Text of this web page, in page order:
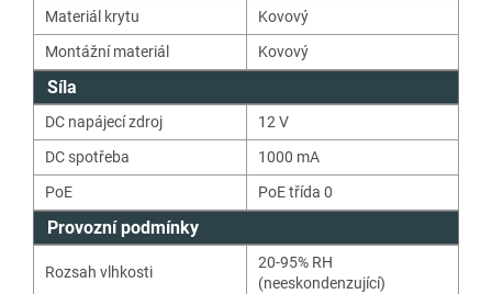
Materiál krytu
Kovový
Montážní materiál
Kovový
Síla
DC napájecí zdroj 12V
DC spotřeba
1000 mA
PoE
PoE třída 0
Provozní podmínky
Rozsah vlhkosti
20-95% RH
(neeskondenzující)